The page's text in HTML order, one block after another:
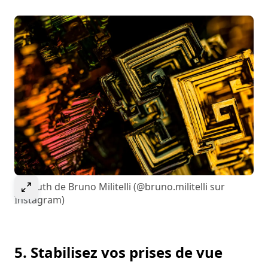
Select to expand image
Bismuth de Bruno Militelli (@bruno.militelli sur
Instagram)
5. Stabilisez vos prises de vue